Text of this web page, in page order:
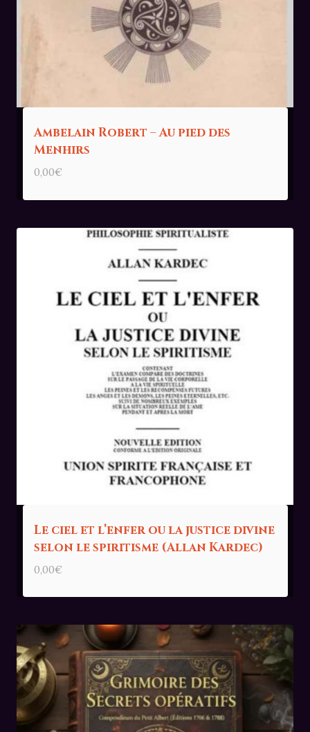
Ambelain Robert – Au pied des
Menhirs
0,00€
Le ciel et l’enfer ou la justice divine
selon le spiritisme (Allan Kardec)
0,00€